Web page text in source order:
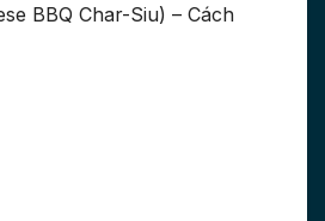
BBQ Char-Siu) – Cách